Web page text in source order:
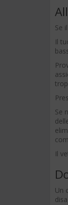
Se
Il
Se
Il
Un